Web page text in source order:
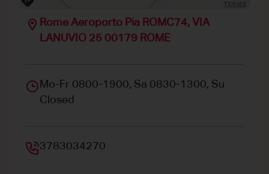
Rome Aeroporto Pia ROMC74, VIA
LANUVIO 25 00179 ROME
Mo-Fr 0800-1900, Sa 0830-1300, Su
Closed
3783034270